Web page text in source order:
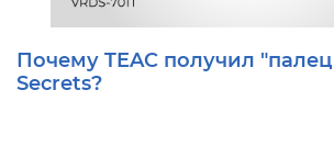
Почему TEAC получил
Secrets?